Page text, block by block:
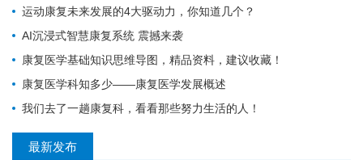
运动康复未来发展的4大驱动力，你知道几个？
AI沉浸式智慧康复系统 震撼来袭
康复医学基础知识思维导图，精品资料，建议收藏！
康复医学科知多少——康复医学发展概述
我们去了一趟康复科，看看那些努力生活的人！
最新发布